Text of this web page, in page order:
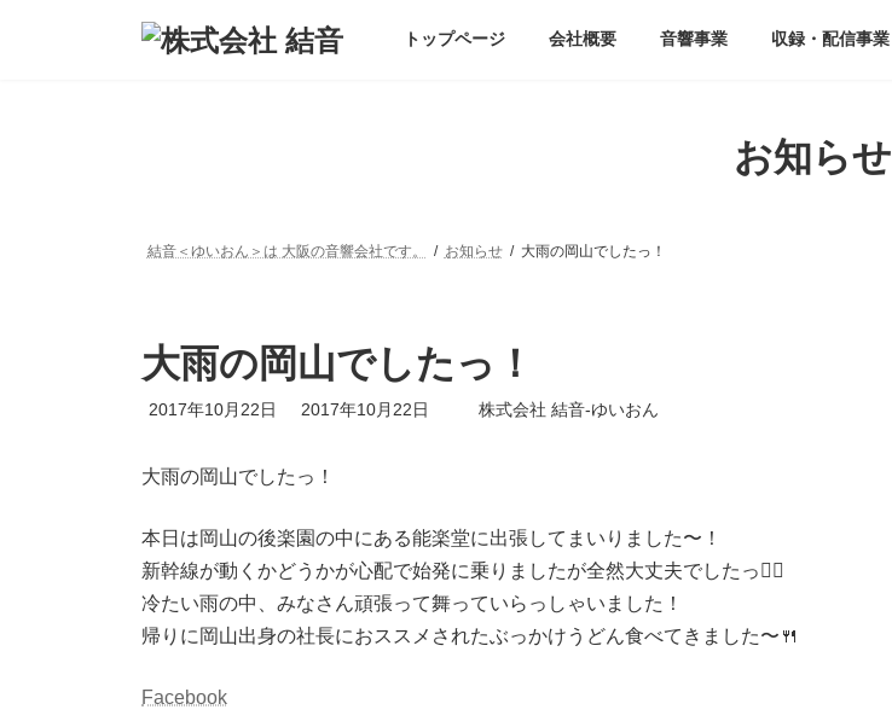
トップページ 会社概要 音響事業 収録・配信事業
お知らせ
結音＜ゆいおん＞は 大阪の音響会社です。 お知らせ 大雨の岡山でしたっ！
大雨の岡山でしたっ！
2017年10月22日
最
新
:
2017年10月22日 株式会社 結音-ゆいおん
大雨の岡山でしたっ！
本日は岡山の後楽園の中にある能楽堂に出張してまいりました〜！
新幹線が動くかどうかが心配で始発に乗りましたが全然大丈夫でしたっ🙆‍♂️
冷たい雨の中、みなさん頑張って舞っていらっしゃいました！
帰りに岡山出身の社長におススメされたぶっかけうどん食べてきました〜🍴
Facebook